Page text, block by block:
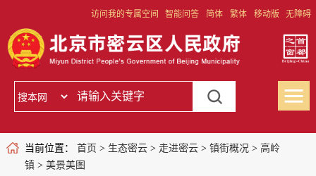
访问我的专属空间 智能问答 简体 繁体 移动版 无障碍
当前位置： 首页 > 生态密云> 走进密云> 镇街概况 > 高岭
镇> 美景美图